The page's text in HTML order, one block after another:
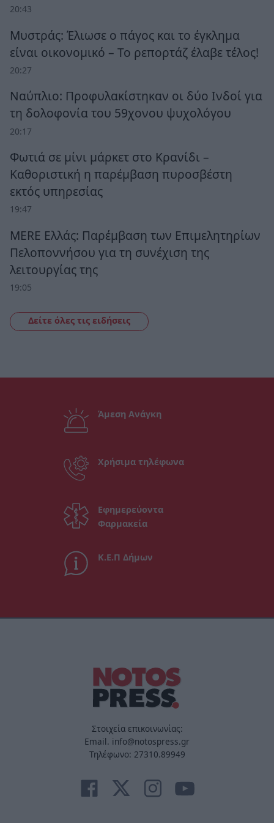
20:43
Μυστράς: Έλιωσε ο πάγος και το έγκλημα
είναι οικονομικό – Το ρεπορτάζ έλαβε τέλος!
20:27
Ναύπλιο: Προφυλακίστηκαν οι δύο Ινδοί για
τη δολοφονία του 59χονου ψυχολόγου
20:17
Φωτιά σε μίνι μάρκετ στο Κρανίδι –
Καθοριστική η παρέμβαση πυροσβέστη
εκτός υπηρεσίας
19:47
MERE Ελλάς: Παρέμβαση των Επιμελητηρίων
Πελοποννήσου για τη συνέχιση της
λειτουργίας της
19:05
Δείτε όλες τις ειδήσεις
Άμεση Ανάγκη
Χρήσιμα τηλέφωνα
Εφημερεύοντα
Φαρμακεία
Κ.Ε.Π Δήμων
Στοιχεία επικοινωνίας:
Email. info@notospress.gr
Τηλέφωνο: 27310.89949